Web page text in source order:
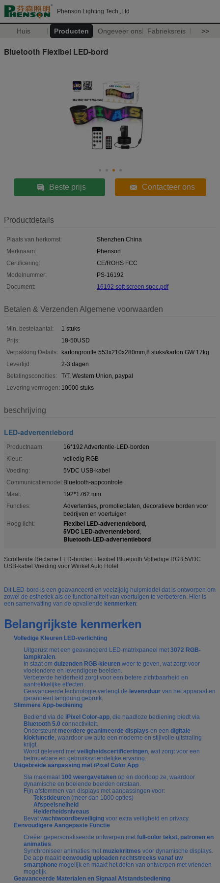
Phenson Lighting Tech.,Ltd
Huis Producten Ongeveer ons Fabrieksreis >>
Bluetooth Flexibel LED-bord
Beste prijs Contacteer ons
Productdetails
Plaats van herkomst:
Shenzhen China
Merknaam:
Phenson
Certificering:
CE/ROHS FCC
Modelnummer:
PS-16192
Document:
16192 soft screen spec.pdf
Betalen & Verzenden Algemene voorwaarden
Min. bestelaantal:
1 stuks
Prijs:
18-50USD
Verpakking Details: kartongrootte 553x210x280mm,8 stuks/karton GW 17kg
Levertijd:
2-3 dagen
Betalingscondities:
T/T, Western Union, paypal
Levering vermogen: 10000 stuks
beschrijving
LED-advertentiebord
Productnaam:
16*192 Advertentie-LED-borden
Kleur:
volledig RGB
Voeding:
5VDC USB-kabel
Communicatiemodel:Bluetooth-appcontrole
Maat:
192*1762 mm
Functies:
Advertenties, promotieplaten, decoratieve borden voor
bedrijven en voertuigen
Hoog licht:
Flexibel LED-advertentiebord,
5VDC LED-advertentiebord,
Bluetooth-LED-advertentiebord
Scrollende Reclame LED-borden Flexibel Bluetooth Volledige RGB 5VDC
USB-kabel Voeding voor Winkel Auto Hotel
Dit LED-bord is een geavanceerd en veelzijdig hulpmiddel dat is ontworpen om
zowel de esthetiek als de functionaliteit van voertuigen te verbeteren. Hier is
een samenvatting van de opvallende kenmerken:
Belangrijkste kenmerken
Volledige Kleuren LED-verlichting
Uitgerust met een geavanceerd LED-matrixpaneel met 3072 RGB-
lampkralen.
In staat om duizenden RGB-kleuren weer te geven, wat zorgt voor
vloeiendere en levendigere beelden.
Verbeterde helderheid zorgt voor een betere zichtbaarheid en
aantrekkelijke effecten.
Geavanceerde technologie verlengt de levensduur van het apparaat en
garandeert langdurig gebruik.
Slimmere App-bediening
Bediend via de iPixel Color-app, die naadloze bediening biedt via
Bluetooth 5.0 connectiviteit.
Ondersteunt meerdere geanimeerde displays en een digitale
klokfunctie, waardoor uw auto een moderne en stijlvolle uitstraling
krijgt.
Wordt geleverd met veiligheidscertificeringen, wat zorgt voor een
betrouwbare en gebruiksvriendelijke ervaring.
Uitgebreide aanpassing met iPixel Color App
Sla maximaal 100 weergavetaken op en doorloop ze, waardoor
dynamische en boeiende beelden ontstaan.
Fijn afstemmen van displays met aanpassingen voor:
Tekstkleuren (meer dan 1000 opties)
Afspeelsnelheid
Helderheidsniveaus
Bevat wachtwoordbeveiliging voor extra veiligheid en privacy.
Eenvoudigere Aangepaste Functie
Creëer gepersonaliseerde ontwerpen met full-color tekst, patronen en
animaties.
Synchroniseer animaties met muziekritmes voor dynamische displays.
De app maakt eenvoudig uploaden rechtstreeks vanaf uw
smartphone mogelijk en maakt het delen van ontwerpen met vrienden
mogelijk.
Geavanceerde Materialen en Signaal Afstandsbediening